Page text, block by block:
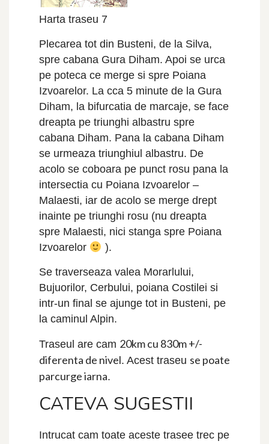
Harta traseu 7
Plecarea tot din Busteni, de la Silva,
spre cabana Gura Diham. Apoi se urca
pe poteca ce merge si spre Poiana
Izvoarelor. La cca 5 minute de la Gura
Diham, la bifurcatia de marcaje, se face
dreapta pe triunghi albastru spre
cabana Diham. Pana la cabana Diham
se urmeaza triunghiul albastru. De
acolo se coboara pe punct rosu pana la
intersectia cu Poiana Izvoarelor –
Malaesti, iar de acolo se merge drept
inainte pe triunghi rosu (nu dreapta
spre Malaesti, nici stanga spre Poiana
Izvoarelor
).
Se traverseaza valea Morarlului,
Bujuorilor, Cerbului, poiana Costilei si
intr-un final se ajunge tot in Busteni, pe
la caminul Alpin.
Traseul are cam 20km cu 830m +/-
diferenta de nivel. Acest traseu se poate
parcurge iarna.
CATEVA SUGESTII
Intrucat cam toate aceste trasee trec pe